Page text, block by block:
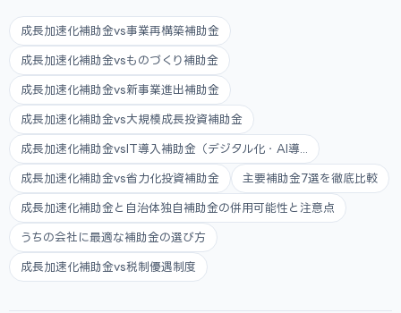
成長加速化補助金vs事業再構築補助金
成長加速化補助金vsものづくり補助金
成長加速化補助金vs新事業進出補助金
成長加速化補助金vs大規模成長投資補助金
成長加速化補助金vsIT導入補助金（デジタル化・AI導...
成長加速化補助金vs省力化投資補助金 主要補助金7選を徹底比較
成長加速化補助金と自治体独自補助金の併用可能性と注意点
うちの会社に最適な補助金の選び方
成長加速化補助金vs税制優遇制度